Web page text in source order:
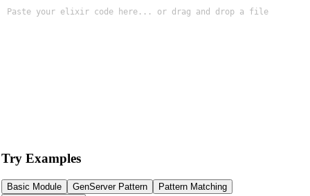
Try Examples
Basic Module GenServer Pattern
Pattern Matching